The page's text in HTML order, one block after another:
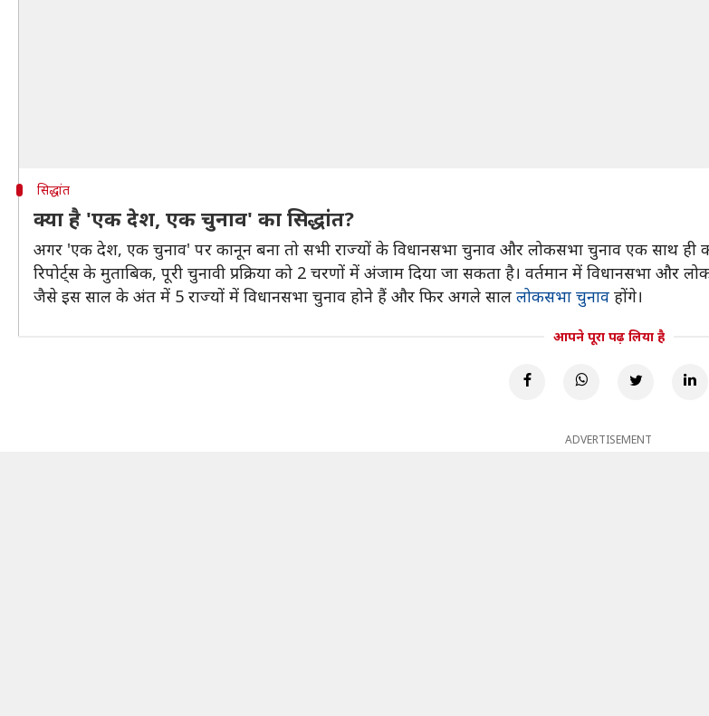
सिद्धांत
क्या है 'एक देश, एक चुनाव' का सिद्धांत?
अगर 'एक देश, एक चुनाव' पर कानून बना तो सभी राज्यों के विधानसभा चुनाव और लोकसभा चुनाव एक साथ ही
रिपोर्ट्स के मुताबिक, पूरी चुनावी प्रक्रिया को 2 चरणों में अंजाम दिया जा सकता है। वर्तमान में विधानसभा और
जैसे इस साल के अंत में 5 राज्यों में विधानसभा चुनाव होने हैं और फिर अगले साल लोकसभा चुनाव होंगे।
आपने पूरा पढ़ लिया है
ADVERTISEMENT